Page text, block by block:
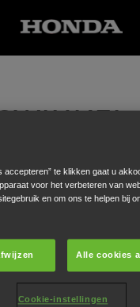
, 7351
accepteren” te klikken gaat u
voor het verbeteren van
en om ons te helpen bij
Alle cookies
Cookie-instellingen